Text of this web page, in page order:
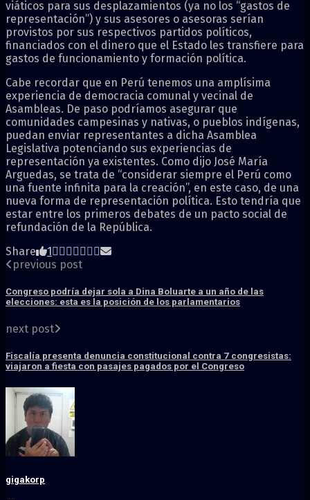
viáticos para sus desplazamientos (ya no los “gastos de
representación”) y sus asesores o asesoras serían
provistos por sus respectivos partidos políticos,
financiados con el dinero que el Estado les transfiere para
gastos de funcionamiento y formación política.
Cabe recordar que en Perú tenemos una amplísima
experiencia de democracia comunal y vecinal de
Asambleas. De paso podríamos asegurar que
comunidades campesinas y nativas, o pueblos indígenas,
puedan enviar representantes a dicha Asamblea
Legislativa potenciando sus experiencias de
representación ya existentes. Como dijo José María
Arguedas, se trata de “considerar siempre el Perú como
una fuente infinita para la creación”, en este caso, de una
nueva forma de representación política. Esto tendría que
estar entre los primeros debates de un pacto social de
refundación de la República.
Share
1
previous post
Congreso podría dejar sola a Dina Boluarte a un año de las
elecciones: esta es la posición de los parlamentarios
next post
Fiscalía presenta denuncia constitucional contra 7 congresistas:
viajaron a fiesta con pasajes pagados por el Congreso
gigakorp